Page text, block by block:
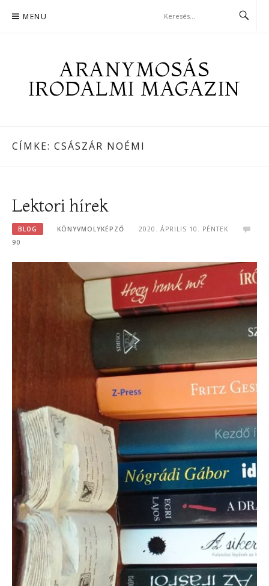
MENU
ARANYMOSÁS
IRODALMI MAGAZIN
CÍMKE: CSÁSZÁR NOÉMI
Lektori hírek
BLOG KÖNYVMOLYKÉPZŐ
2020. ÁPRILIS 10. PÉNTEK
90